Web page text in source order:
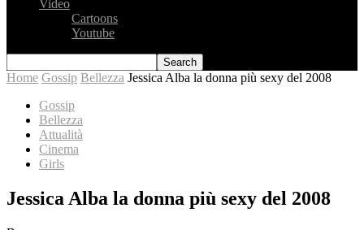
Video
Cartoons
Youtube
Home Gossip Bellezza Jessica Alba la donna più sexy del 2008
Gossip
Bellezza
Attualità
Cinema
Girls
Jessica Alba la donna più sexy del 2008